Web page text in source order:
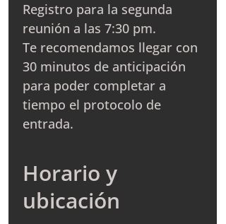
Registro para la segunda
reunión a las 7:30 pm.
Te recomendamos llegar con
30 minutos de anticipación
para poder completar a
tiempo el protocolo de
entrada.
Horario y
ubicación